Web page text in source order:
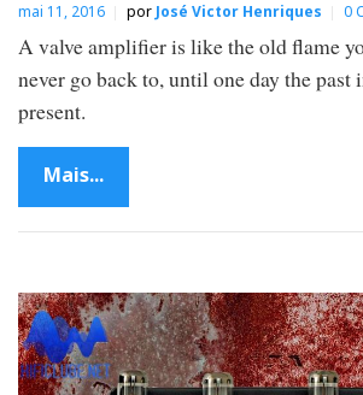
mai 11, 2016 por José Victor Henriques 0
A valve amplifier is like the old flame
never go back to, until one day the past
present.
Mais...